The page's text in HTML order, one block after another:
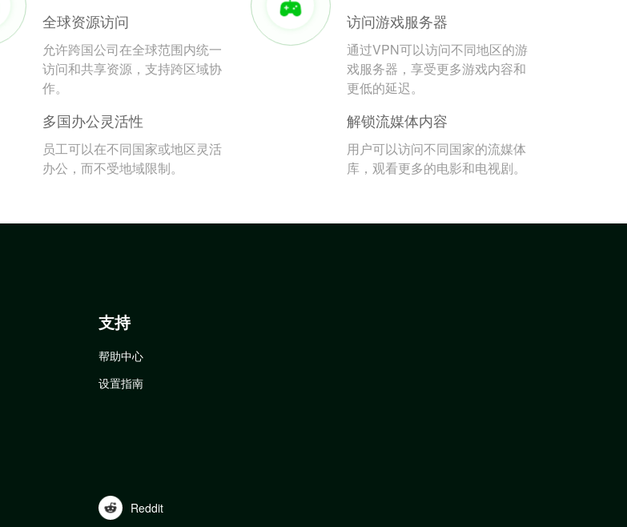
全球资源访问
允许跨国公司在全球范围内统一
访问和共享资源，支持跨区域协
作。
多国办公灵活性
员工可以在不同国家或地区灵活
办公，而不受地域限制。
访问游戏服务器
通过VPN可以访问不同地区的游
戏服务器，享受更多游戏内容和
更低的延迟。
解锁流媒体内容
用户可以访问不同国家的流媒体
库，观看更多的电影和电视剧。
支持
帮助中心
设置指南
Reddit